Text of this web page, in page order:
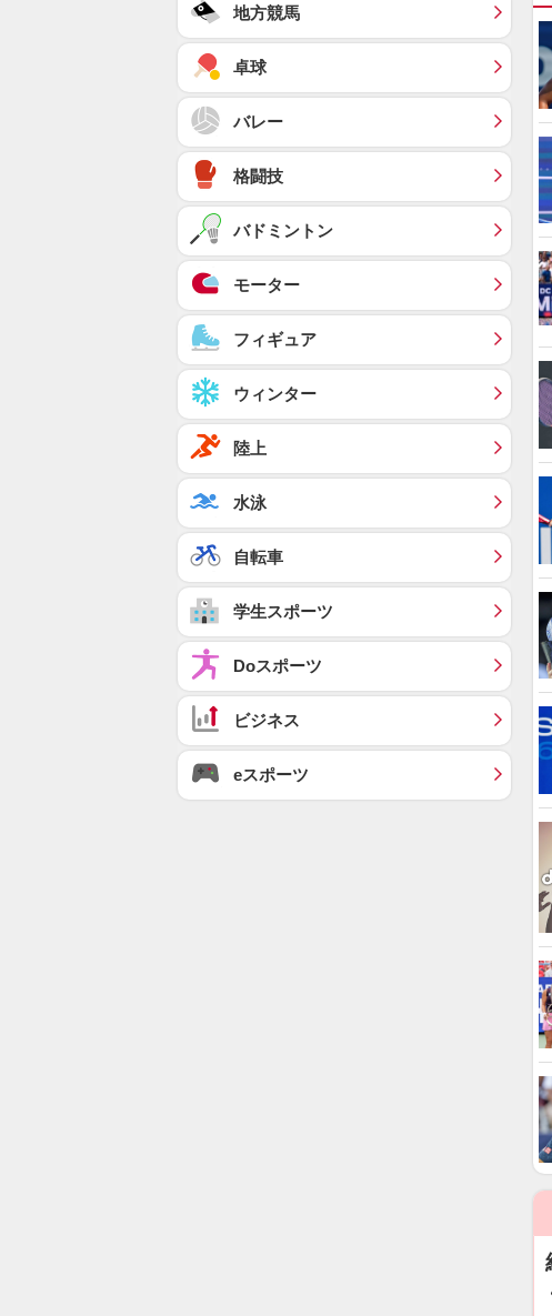
地方競馬
卓球
バレー
格闘技
バドミントン
モーター
フィギュア
ウィンター
陸上
水泳
自転車
学生スポーツ
Doスポーツ
ビジネス
eスポーツ